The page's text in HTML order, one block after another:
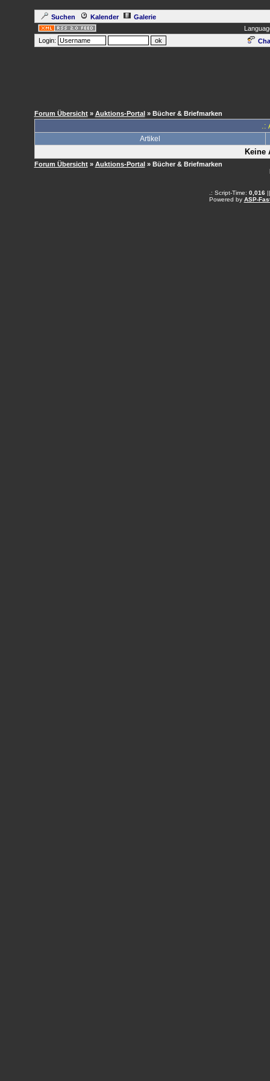
Suchen Kalender
Galerie
Login:
Forum Übersicht» Auktions-Portal » Bücher & Briefmarken
.:
Artikel
Keine
Forum Übersicht» Auktions-Portal » Bücher & Briefmarken
.: Script-Time: 0,016||
Powered by ASP-